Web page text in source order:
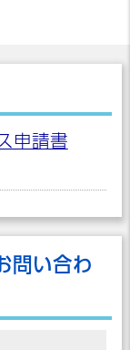
申請書
問い合わ